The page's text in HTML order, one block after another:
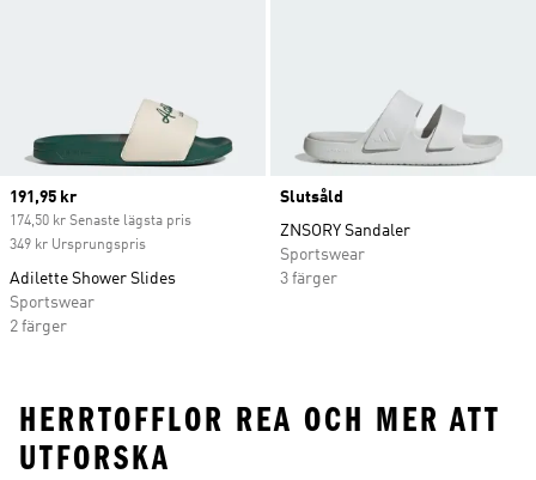
Current price
191,95 kr
174,50 kr Senaste lägsta pris
349 kr Ursprungspris
Adilette Shower Slides
Sportswear
2 färger
Slutsåld
ZNSORY Sandaler
Sportswear
3 färger
HERRTOFFLOR REA OCH MER ATT
UTFORSKA